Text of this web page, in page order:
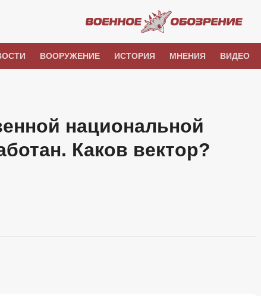
ВООРУЖЕНИЕ ИСТОРИЯ МНЕНИЯ ВИДЕО
национальной
Каков вектор?